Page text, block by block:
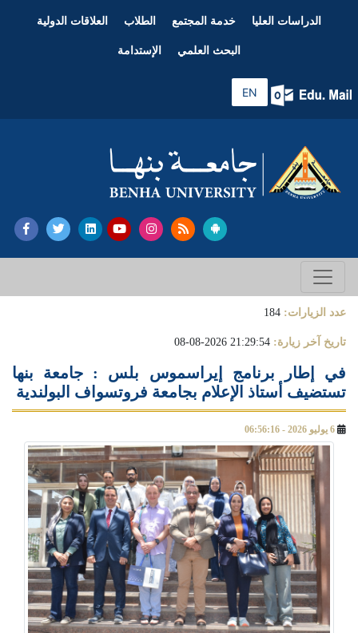
الدراسات العليا خدمة المجتمع الطلاب العلاقات الدولية
البحث العلمي الإستدامة
EN
عدد الزيارات: 184
تاريخ آخر زيارة: 21:29:54 2026-08-08
في إطار برنامج إيراسموس بلس : جامعة بنها
تستضيف أستاذ الإعلام بجامعة فروتسواف البولندية